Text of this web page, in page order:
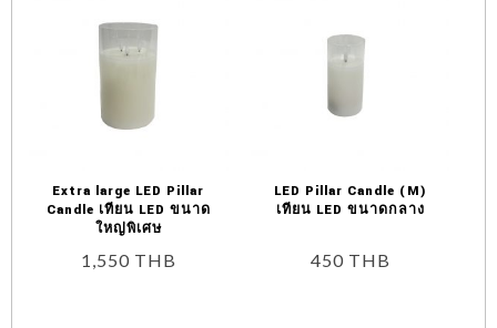
Extra large LED Pillar
Candle เทียน LED ขนาด
ใหญ่พิเศษ
1,550 THB
LED Pillar Candle (M)
เทียน LED ขนาดกลาง
450 THB